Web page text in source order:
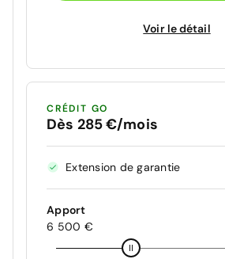
Voir le détail
CRÉDIT GO
Dès 285 €/mois
Extension de garantie
Apport
6 500 €